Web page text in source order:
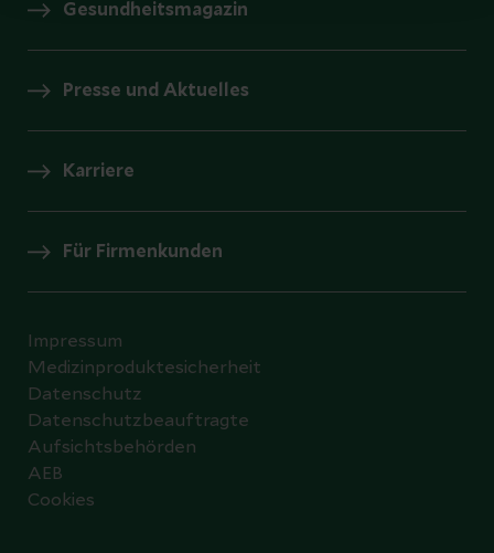
Gesundheitsmagazin
Presse und Aktuelles
Karriere
Für Firmenkunden
Impressum
Medizinproduktesicherheit
Datenschutz
Datenschutzbeauftragte
Aufsichtsbehörden
AEB
Cookies